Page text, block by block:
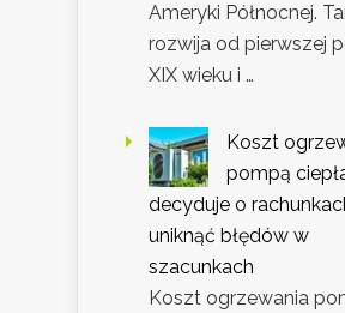
Ameryki Północnej.
rozwija od pierwszej
XIX wieku i …
Koszt
pompą
decyduje o
uniknąć błędów w
szacunkach
Koszt ogrzewania